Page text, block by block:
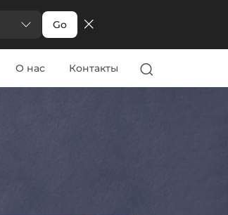
Go
О нас Контакты